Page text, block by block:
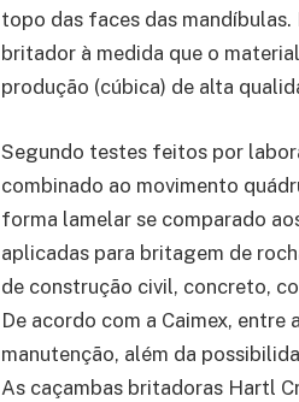
topo das faces das
britador à medida que o
produção (cúbica) de alta
Segundo testes feitos por
combinado ao movimento
forma lamelar se comparado
aplicadas para britagem de
de construção civil, concreto,
De acordo com a Caimex,
manutenção, além da
As caçambas britadoras Hartl